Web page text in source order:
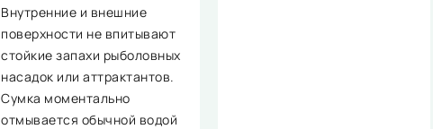
Внутренние и внешние
поверхности не впитывают
стойкие запахи рыболовных
насадок или аттрактантов.
Сумка моментально
отмывается обычной водой